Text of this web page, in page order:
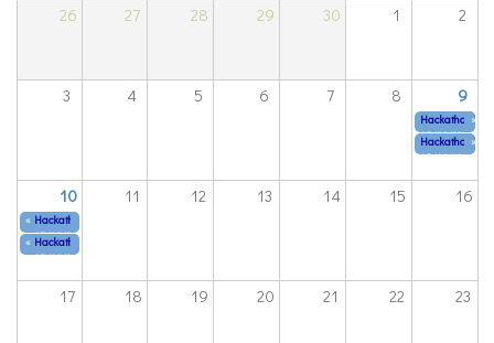
26
27 28 29 30 1 2
3 4 5 6 7 8 9
Hackathon
05/09/2026έως
»
Hackathon
05/09/2026έως
»
10 11 12 13 14 15 16
« Hackathon “Reimagining eHealth in Crete”
05/09/2026
« Hackathon “Reimagining eHealth in Crete”
05/09/2026
17 18 19 20 21 22 23